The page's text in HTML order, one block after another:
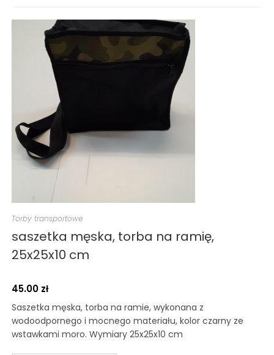
Torby transportowe
saszetka męska, torba na ramię,
25x25x10 cm
45.00 zł
Saszetka męska, torba na ramie, wykonana z
wodoodpornego i mocnego materiału, kolor czarny ze
wstawkami moro. Wymiary 25x25x10 cm